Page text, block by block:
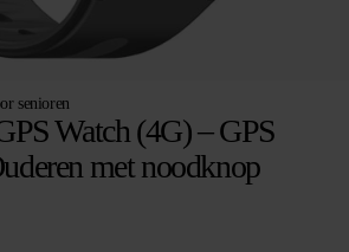
senioren
Watch (4G) – GPS
met noodknop